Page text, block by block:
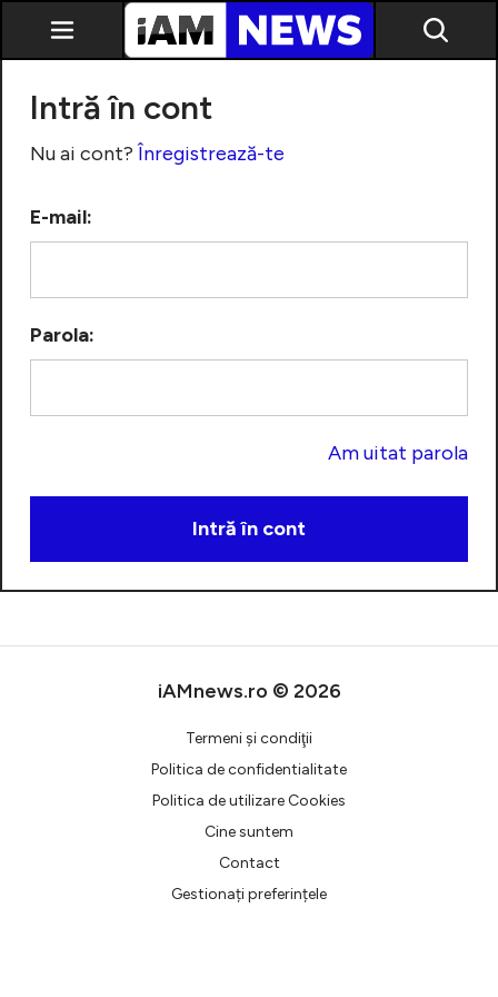
Creează cont
Intră în cont
Nu ai cont?Înregistrează-te
E-mail:
Parola:
Am uitat parola
iAMnews.ro © 2026
Termeni şi condiţii
Politica de confidentialitate
Politica de utilizare Cookies
Cine suntem
Contact
Gestionați preferințele